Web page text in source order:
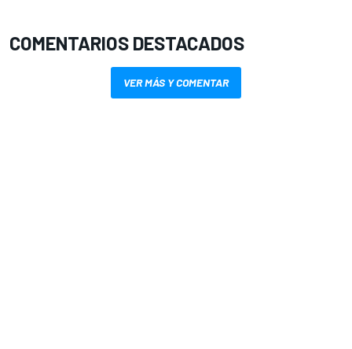
COMENTARIOS DESTACADOS
VER MÁS Y COMENTAR